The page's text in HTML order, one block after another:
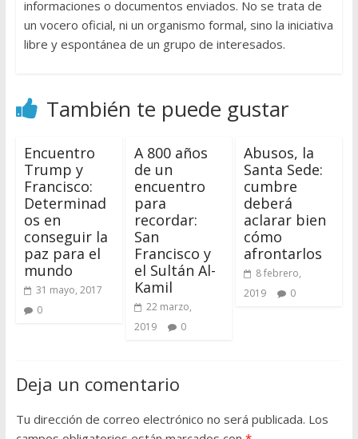
informaciones o documentos enviados. No se trata de
un vocero oficial, ni un organismo formal, sino la iniciativa
libre y espontánea de un grupo de interesados.
También te puede gustar
Encuentro
Trump y
Francisco:
Determinad
os en
conseguir la
paz para el
mundo
31 mayo, 2017
0
A 800 años
de un
encuentro
para
recordar:
San
Francisco y
el Sultán Al-
Kamil
22 marzo,
2019
0
Abusos, la
Santa Sede:
cumbre
deberá
aclarar bien
cómo
afrontarlos
8 febrero,
2019
0
Deja un comentario
Tu dirección de correo electrónico no será publicada. Los